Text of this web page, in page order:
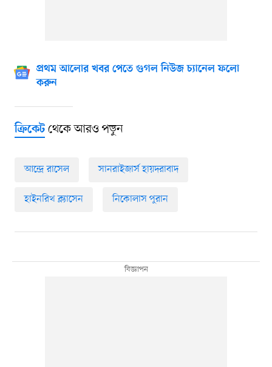
প্রথম আলোর খবর পেতে গুগল নিউজ চ্যানেল ফলো
করুন
ক্রিকেটথেকে আরও পড়ুন
আন্দ্রে রাসেল সানরাইজার্স হায়দরাবাদ
হাইনরিখ ক্ল্যাসেন নিকোলাস পুরান